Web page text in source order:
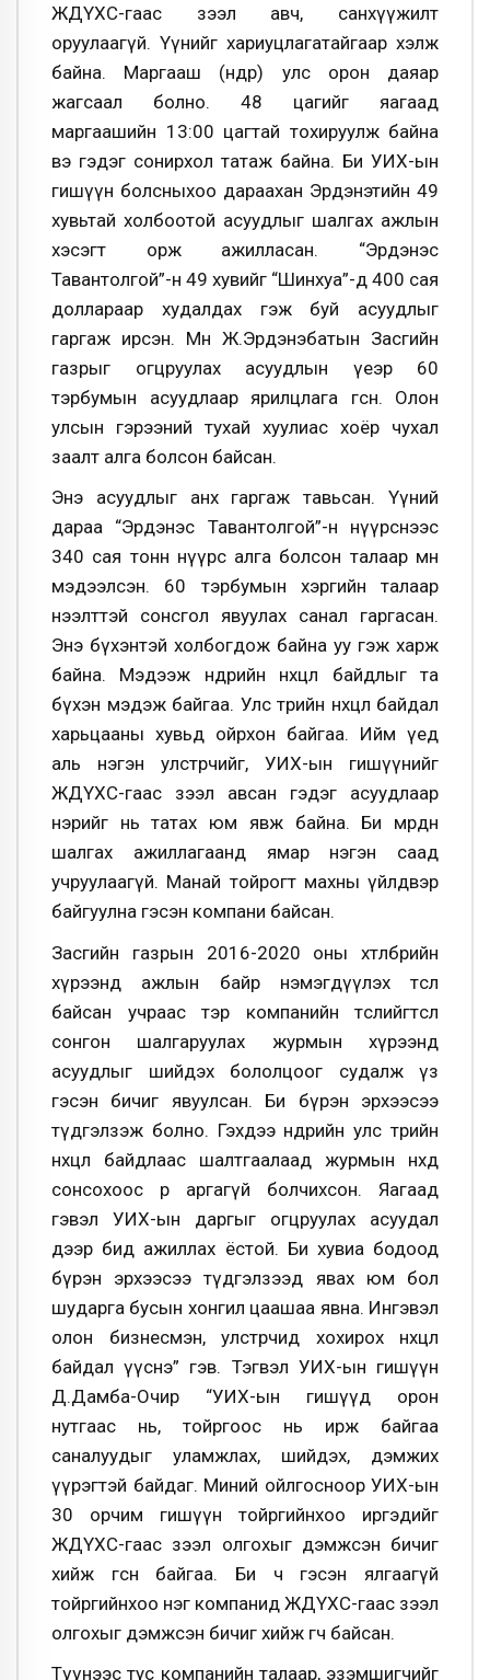
ЖДҮХС-гаас зээл авч, санхүүжилт
оруулаагүй. Үүнийг хариуцлагатайгаар хэлж
байна. Маргааш (өнөөдөр) улс орон даяар
жагсаал болно. 48 цагийг яагаад
маргаашийн 13:00 цагтай тохируулж байна
вэ гэдэг сонирхол татаж байна. Би УИХ-ын
гишүүн болсныхоо дараахан Эрдэнэтийн 49
хувьтай холбоотой асуудлыг шалгах ажлын
хэсэгт орж ажилласан. “Эрдэнэс
Тавантолгой”-н 49 хувийг “Шинхуа”-д 400 сая
доллараар худалдах гэж буй асуудлыг
гаргаж ирсэн. Мөн Ж.Эрдэнэбатын Засгийн
газрыг огцруулах асуудлын үеэр 60
тэрбумын асуудлаар ярилцлага өгсөн. Олон
улсын гэрээний тухай хуулиас хоёр чухал
заалт алга болсон байсан.
Энэ асуудлыг анх гаргаж тавьсан. Үүний
дараа “Эрдэнэс Тавантолгой”-н нүүрснээс
340 сая тонн нүүрс алга болсон талаар мөн
мэдээлсэн. 60 тэрбумын хэргийн талаар
нээлттэй сонсгол явуулах санал гаргасан.
Энэ бүхэнтэй холбогдож байна уу гэж харж
байна. Мэдээж өнөөдрийн нөхцөл байдлыг та
бүхэн мэдэж байгаа. Улс төрийн нөхцөл байдал
харьцааны хувьд ойрхон байгаа. Ийм үед
аль нэгэн улстөрчийг, УИХ-ын гишүүнийг
ЖДҮХС-гаас зээл авсан гэдэг асуудлаар
нэрийг нь татах юм явж байна. Би мөрдөн
шалгах ажиллагаанд ямар нэгэн саад
учруулаагүй. Манай тойрогт махны үйлдвэр
байгуулна гэсэн компани байсан.
Засгийн газрын 2016-2020 оны хөтөлбөрийн
хүрээнд ажлын байр нэмэгдүүлэх төсөл
байсан учраас тэр компанийн төслийгтөсөл
сонгон шалгаруулах журмын хүрээнд
асуудлыг шийдэх бололцоог судалж үз
гэсэн бичиг явуулсан. Би бүрэн эрхээсээ
түдгэлзэж болно. Гэхдээ өнөөдрийн улс төрийн
нөхцөл байдлаас шалтгаалаад журмын нөхдөө
сонсохоос өөр аргагүй болчихсон. Яагаад
гэвэл УИХ-ын даргыг огцруулах асуудал
дээр бид ажиллах ёстой. Би хувиа бодоод
бүрэн эрхээсээ түдгэлзээд явах юм бол
шударга бусын хонгил цаашаа явна. Ингэвэл
олон бизнесмэн, улстөрчид хохирох нөхцөл
байдал үүснэ” гэв. Тэгвэл УИХ-ын гишүүн
Д.Дамба-Очир “УИХ-ын гишүүд орон
нутгаас нь, тойргоос нь ирж байгаа
саналуудыг уламжлах, шийдэх, дэмжих
үүрэгтэй байдаг. Миний ойлгосноор УИХ-ын
30 орчим гишүүн тойргийнхоо иргэдийг
ЖДҮХС-гаас зээл олгохыг дэмжсэн бичиг
хийж өгсөн байгаа. Би ч гэсэн ялгаагүй
тойргийнхоо нэг компанид ЖДҮХС-гаас зээл
олгохыг дэмжсэн бичиг хийж өгч байсан.
Түүнээс тус компанийн талаар, эзэмшигчийг